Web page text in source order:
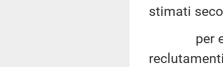
stimati
per